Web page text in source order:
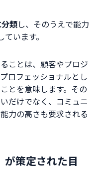
類し、そのうえで能力
います。
ことは、顧客やプロジ
ロフェッショナルとし
とを意味します。その
だけでなく、コミュニ
力の高さも要求される
が策定された目